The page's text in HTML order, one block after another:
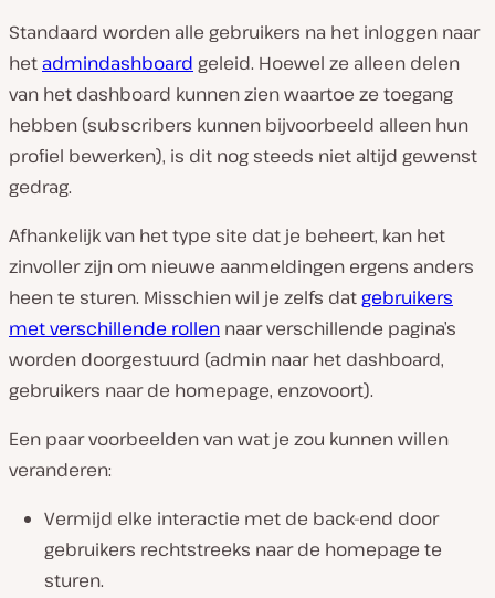
Standaard worden alle gebruikers na het inloggen naar
het admindashboard geleid. Hoewel ze alleen delen
van het dashboard kunnen zien waartoe ze toegang
hebben (subscribers kunnen bijvoorbeeld alleen hun
profiel bewerken), is dit nog steeds niet altijd gewenst
gedrag.
Afhankelijk van het type site dat je beheert, kan het
zinvoller zijn om nieuwe aanmeldingen ergens anders
heen te sturen. Misschien wil je zelfs datgebruikers
met verschillende rollen naar verschillende pagina’s
worden doorgestuurd (admin naar het dashboard,
gebruikers naar de homepage, enzovoort).
Een paar voorbeelden van wat je zou kunnen willen
veranderen:
Vermijd elke interactie met de back-end door
gebruikers rechtstreeks naar de homepage te
sturen.